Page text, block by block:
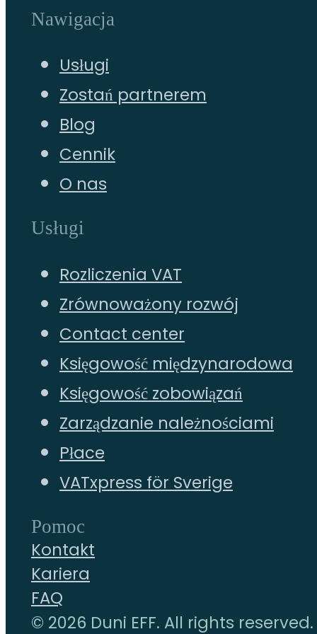
Nawigacja
Usługi
Zostań partnerem
Blog
Cennik
O nas
Usługi
Rozliczenia VAT
Zrównoważony rozwój
Contact center
Księgowość międzynarodowa
Księgowość zobowiązań
Zarządzanie należnościami
Płace
VATxpress för Sverige
Pomoc
Kontakt
Kariera
FAQ
© 2026 Duni EFF. All rights reserved.